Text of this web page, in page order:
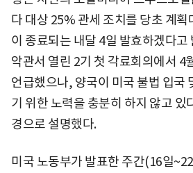
다 대상 25% 관세 조치를 당초 계
이 종료되는 내달 4일 발효하겠다고
악관서 열린 2기 첫 각료회의에서 4
언급했으나, 양국이 미국 불법 입국
기 위한 노력을 충분히 하지 않고 있
경으로 설명했다.
미국 노동부가 발표한 주간(16일